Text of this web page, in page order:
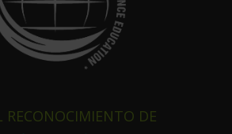
RECONOCIMIENTO DE